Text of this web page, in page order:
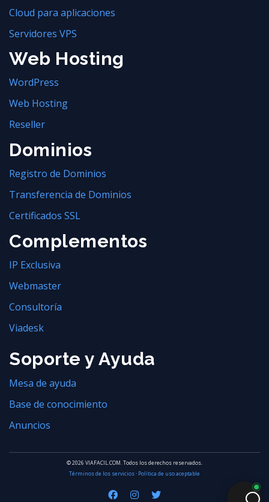
Cloud para aplicaciones
Servidores VPS
Web Hosting
WordPress
Web Hosting
Reseller
Dominios
Registro de Dominios
Transferencia de Dominios
Certificados SSL
Complementos
IP Exclusiva
Webmaster
Consultoría
Viadesk
Soporte y Ayuda
Mesa de ayuda
Base de conocimiento
Anuncios
© 2026 VIAFACIL.COM. Todos los derechos reservados.
Términos de los servicios· Política de uso aceptable